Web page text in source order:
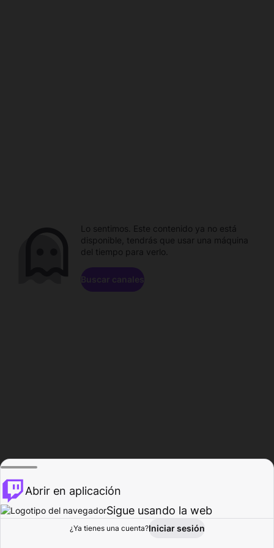
Explorar Actividad
Lo sentimos. Este contenido ya no está
disponible, tendrás que usar una máquina
del tiempo para verlo.
Buscar canales
Abrir en aplicación
Sigue usando la web
¿Ya tienes una cuenta?Iniciar sesión